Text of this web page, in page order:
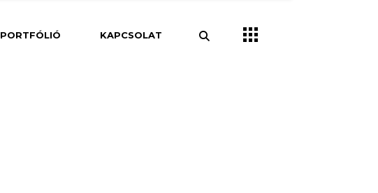
PORTFÓLIÓ KAPCSOLAT
Belsőépítészet